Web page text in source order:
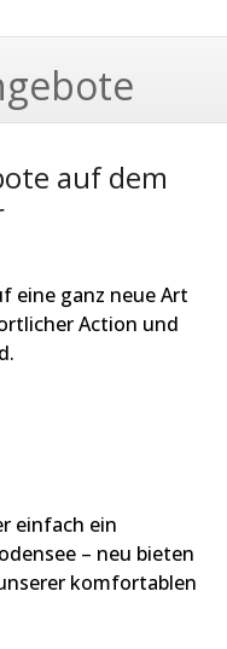
auf dem
eine ganz neue Art
Action und
einfach ein
– neu bieten
komfortablen